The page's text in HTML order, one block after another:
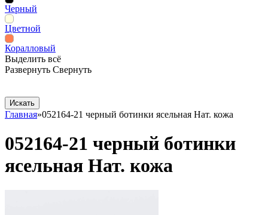
Черный
Цветной
Коралловый
Выделить всё
Развернуть Свернуть
Главная»052164-21 черный ботинки ясельная Нат. кожа
052164-21 черный ботинки
ясельная Нат. кожа